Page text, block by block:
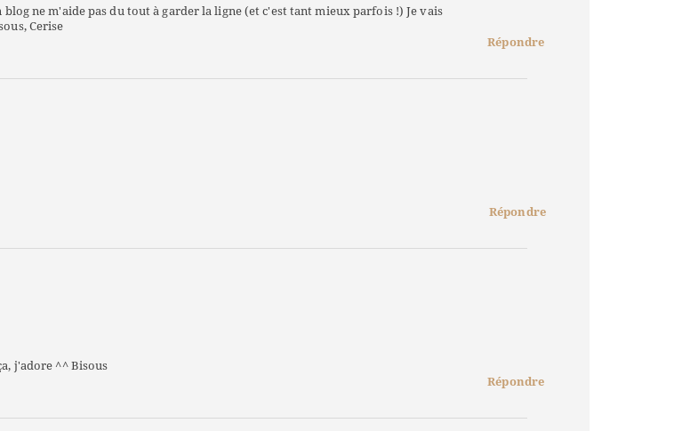
ne m'aide pas du tout à garder la ligne (et c'est tant mieux parfois !) Je vais
Cerise
Répondre
Répondre
j'adore ^^ Bisous
Répondre